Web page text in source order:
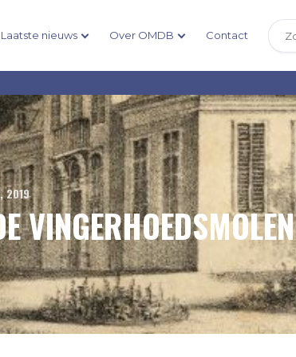
Laatste nieuws Over OMDB Contact
2019
VINGERHOEDSMOLEN